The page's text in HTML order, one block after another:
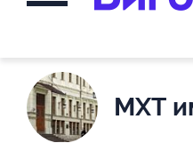
МХТ